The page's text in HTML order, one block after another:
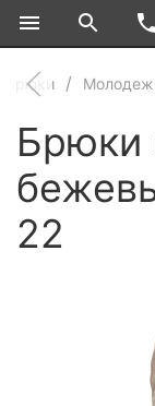
брюки
Брюки
22